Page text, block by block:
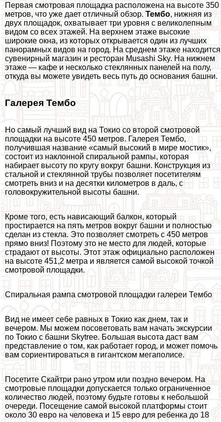
Первая смотровая площадка расположена на высоте 350
метров, что уже дает отличный обзор. Тембо, нижняя из
двух площадок, охватывает три уровня с великолепным
видом со всех этажей. На верхнем этаже высокие
широкие окна, из которых открывается один из лучших
панорамных видов на город. На среднем этаже находится
сувенирный магазин и ресторан Musashi Sky. На нижнем
этаже — кафе и несколько стеклянных панелей на полу,
откуда вы можете увидеть весь путь до основания башни.
Галерея Тембо
Но самый лучший вид на Токио со второй смотровой
площадки на высоте 450 метров. Галерея Тембо,
получившая название «самый высокий в мире мостик»,
состоит из наклонной спиральной рампы, которая
набирает высоту по кругу вокруг башни. Конструкция из
стальной и стеклянной трубы позволяет посетителям
смотреть вниз и на десятки километров в даль, с
головокружительной высоты башни.
Кроме того, есть нависающий балкон, который
простирается на пять метров вокруг башни и полностью
сделан из стекла. Это позволяет смотреть с 450 метров
прямо вниз! Поэтому это не место для людей, которые
страдают от высоты. Этот этаж официально расположен
на высоте 451,2 метра и является самой высокой точкой
смотровой площадки.
Спиральная рампа смотровой площадки галереи Тембо
Вид не имеет себе равных в Токио как днем, так и
вечером. Мы можем посоветовать вам начать экскурсии
по Токио с башни Skytree. Большая высота даст вам
представление о том, как работает город, и может помочь
вам сориентироваться в гигантском мегаполисе.
Посетите Скайтри рано утром или поздно вечером. На
смотровые площадки допускается только ограниченное
количество людей, поэтому будьте готовы к небольшой
очереди. Посещение самой высокой платформы стоит
около 30 евро на человека и 15 евро для ребенка до 18